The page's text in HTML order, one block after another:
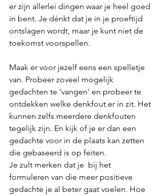
er zijn allerlei dingen waar je heel goed
in bent. Je dénkt dat je in je proeftijd
ontslagen wordt, maar je kunt niet de
toekomst voorspellen.
Maak er voor jezelf eens een spelletje
van. Probeer zoveel mogelijk
gedachten te 'vangen' en probeer te
ontdekken welke denkfout er in zit. Het
kunnen zelfs meerdere denkfouten
tegelijk zijn. En kijk of je er dan een
gedachte voor in de plaats kan zetten
die gebaseerd is op feiten.
Je zult merken dat je  bij het
formuleren van die meer positieve
gedachte je al beter gaat voelen. Hoe